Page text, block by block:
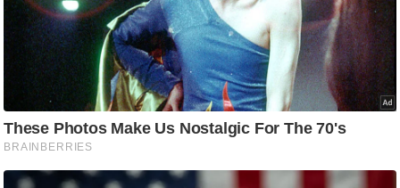
चा
य
प
र
मी
क्षा
ध